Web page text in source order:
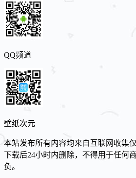
QQ频道
壁纸次元
本站发布所有内容均来自互联网收集
下载后24小时内删除，不得用于任何
负。